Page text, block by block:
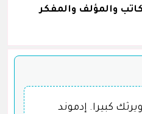
والمؤلف والمفكر
كبيرا. إدموند